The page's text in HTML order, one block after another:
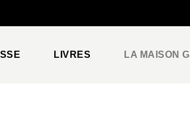
LIVRES LA MAISON